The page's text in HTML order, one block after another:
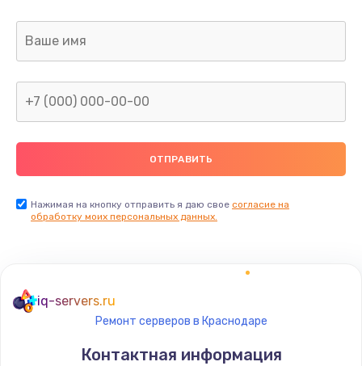
Замена кнопки Home (домой)
Замена сканера отпечатка
Заказать
Замена разъема зарядки (питания)
от 390 руб.
Нажимая на кнопку отправить я даю свое согласие на
обработку моих персональных данных.
iq-servers.ru
Ремонт серверов в Краснодаре
Контактная информация